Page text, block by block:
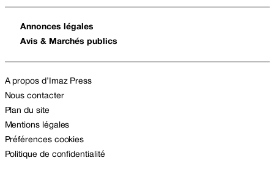
Annonces légales
Avis & Marchés publics
A propos d’Imaz Press
Nous contacter
Plan du site
Mentions légales
Préférences cookies
Politique de confidentialité